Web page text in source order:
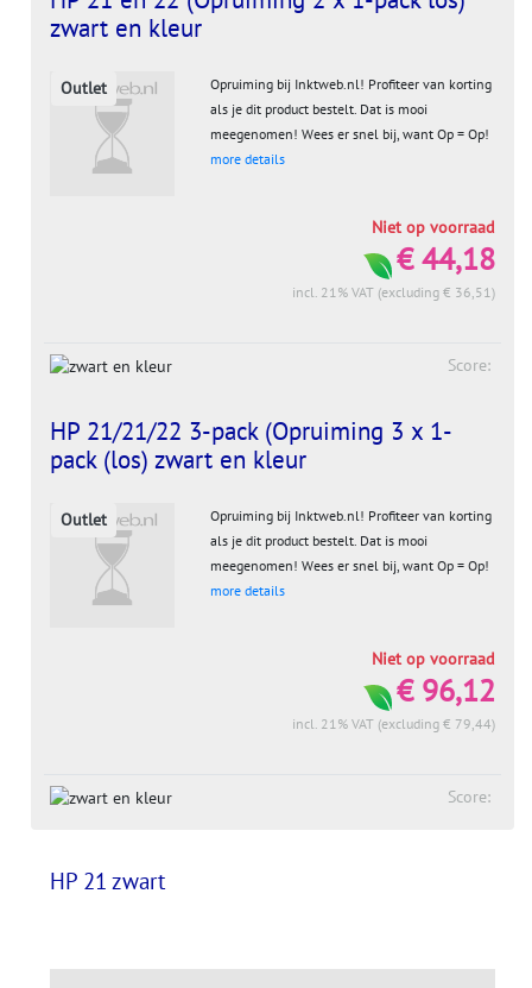
zwart en kleur
Outlet
Opruiming bij Inktweb.nl! Profiteer van korting
als je dit product bestelt. Dat is mooi
meegenomen! Wees er snel bij, want Op = Op!
more details
Niet op voorraad
€ 44,18
incl. 21% VAT (excluding € 36,51)
Score:
HP 21/21/22 3-pack (Opruiming 3 x 1-
pack (los) zwart en kleur
Outlet
Opruiming bij Inktweb.nl! Profiteer van korting
als je dit product bestelt. Dat is mooi
meegenomen! Wees er snel bij, want Op = Op!
more details
Niet op voorraad
€ 96,12
incl. 21% VAT (excluding € 79,44)
Score:
HP 21 zwart